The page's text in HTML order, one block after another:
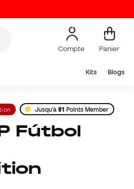
Compte Panier
Kits Blogs
Jusqu'à81 Points Member